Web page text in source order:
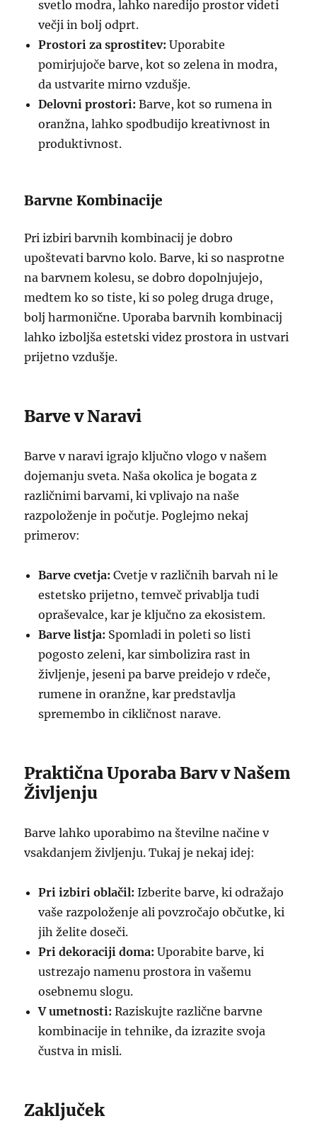
svetlo modra, lahko naredijo prostor videti
večji in bolj odprt.
Prostori za sprostitev: Uporabite
pomirjujoče barve, kot so zelena in modra,
da ustvarite mirno vzdušje.
Delovni prostori: Barve, kot so rumena in
oranžna, lahko spodbudijo kreativnost in
produktivnost.
Barvne Kombinacije
Pri izbiri barvnih kombinacij je dobro
upoštevati barvno kolo. Barve, ki so nasprotne
na barvnem kolesu, se dobro dopolnjujejo,
medtem ko so tiste, ki so poleg druga druge,
bolj harmonične. Uporaba barvnih kombinacij
lahko izboljša estetski videz prostora in ustvari
prijetno vzdušje.
Barve v Naravi
Barve v naravi igrajo ključno vlogo v našem
dojemanju sveta. Naša okolica je bogata z
različnimi barvami, ki vplivajo na naše
razpoloženje in počutje. Poglejmo nekaj
primerov:
Barve cvetja: Cvetje v različnih barvah ni le
estetsko prijetno, temveč privablja tudi
opraševalce, kar je ključno za ekosistem.
Barve listja: Spomladi in poleti so listi
pogosto zeleni, kar simbolizira rast in
življenje, jeseni pa barve preidejo v rdeče,
rumene in oranžne, kar predstavlja
spremembo in cikličnost narave.
Praktična Uporaba Barv v Našem
Življenju
Barve lahko uporabimo na številne načine v
vsakdanjem življenju. Tukaj je nekaj idej:
Pri izbiri oblačil: Izberite barve, ki odražajo
vaše razpoloženje ali povzročajo občutke, ki
jih želite doseči.
Pri dekoraciji doma: Uporabite barve, ki
ustrezajo namenu prostora in vašemu
osebnemu slogu.
V umetnosti: Raziskujte različne barvne
kombinacije in tehnike, da izrazite svoja
čustva in misli.
Zaključek